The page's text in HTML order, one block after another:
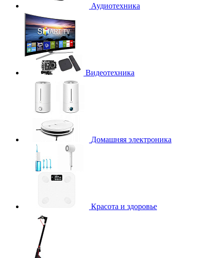
Аудиотехника
Видеотехника
Домашняя электроника
Красота и здоровье